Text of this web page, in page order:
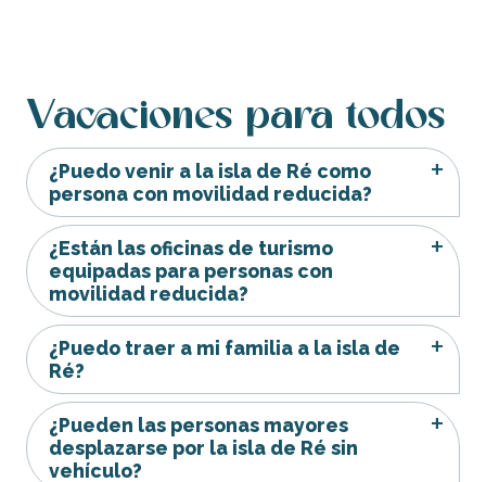
Vacaciones para todos
¿Puedo venir a la isla de Ré como
persona con movilidad reducida?
¿Están las oficinas de turismo
equipadas para personas con
movilidad reducida?
¿Puedo traer a mi familia a la isla de
Ré?
¿Pueden las personas mayores
desplazarse por la isla de Ré sin
vehículo?